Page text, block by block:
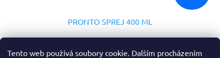
Tento web používá soubory cookie. Dalším procházením
PRONTO SPREJ 400 ML
Skladem